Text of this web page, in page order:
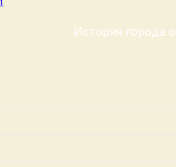
История города